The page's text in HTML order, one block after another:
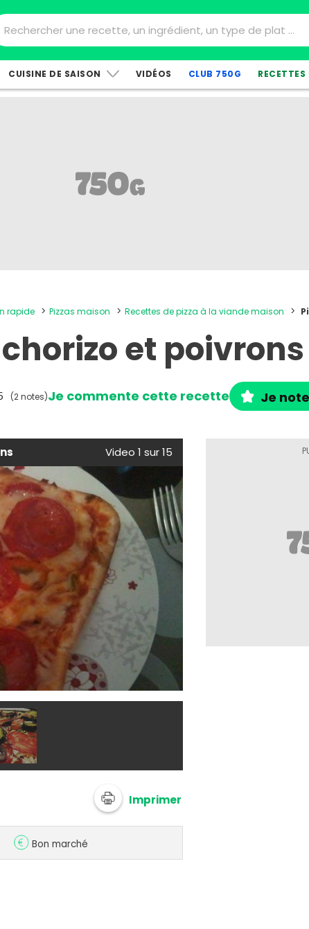
CUISINE DE SAISON VIDÉOS CLUB 750G
rapide Pizzas maison Recettes de pizza à la viande maison
chorizo et poivrons
(2 notes)Je commente cette recette Je
Video 1 sur 15
Imprimer
Bon marché